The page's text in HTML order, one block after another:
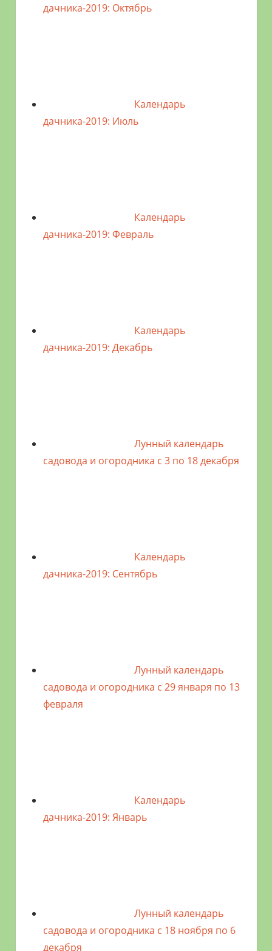
дачника-2019: Октябрь
Календарь
дачника-2019: Июль
Календарь
дачника-2019: Февраль
Календарь
дачника-2019: Декабрь
Лунный календарь
садовода и огородника с 3 по 18 декабря
Календарь
дачника-2019: Сентябрь
Лунный календарь
садовода и огородника с 29 января по 13
февраля
Календарь
дачника-2019: Январь
Лунный календарь
садовода и огородника с 18 ноября по 6
декабря